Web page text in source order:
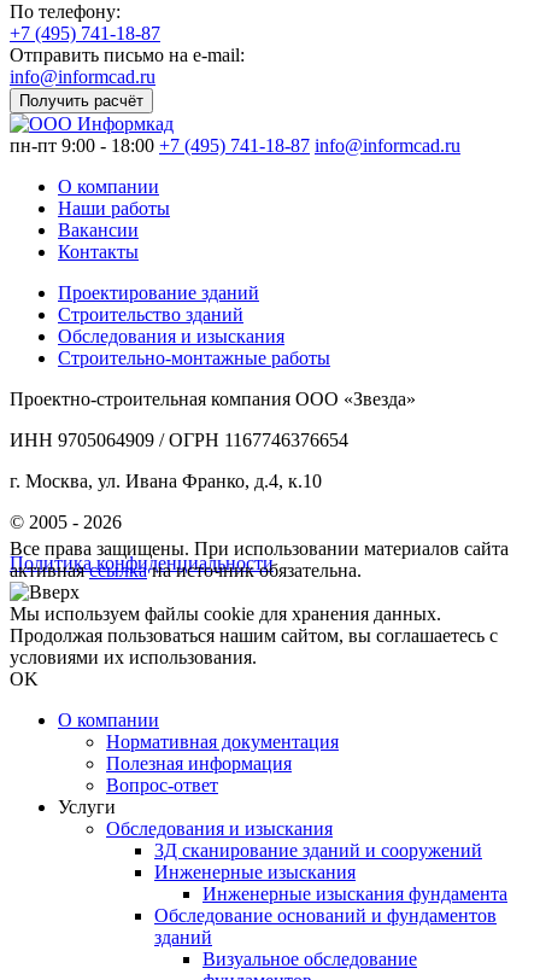
По телефону:
+7 (495) 741-18-87
Отправить письмо на e-mail:
info@informcad.ru
Получить расчёт
пн-пт 9:00 - 18:00 +7 (495) 741-18-87 info@informcad.ru
О компании
Наши работы
Вакансии
Контакты
Проектирование зданий
Строительство зданий
Обследования и изыскания
Строительно-монтажные работы
Проектно-строительная компания ООО «Звезда»
ИНН 9705064909 / ОГРН 1167746376654
г. Москва, ул. Ивана Франко, д.4, к.10
© 2005 - 2026
Политика конфиденциальности
Все права защищены. При использовании материалов сайта
активнаяссылкана источник обязательна.
Мы используем файлы cookie для хранения данных.
Продолжая пользоваться нашим сайтом, вы соглашаетесь с
условиями их использования.
OK
О компании
Нормативная документация
Полезная информация
Вопрос-ответ
Услуги
Обследования и изыскания
3Д сканирование зданий и сооружений
Инженерные изыскания
Инженерные изыскания фундамента
Обследование оснований и фундаментов
зданий
Визуальное обследование